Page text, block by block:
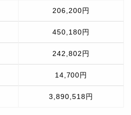
206,200円
450,180円
242,802円
14,700円
3,890,518円